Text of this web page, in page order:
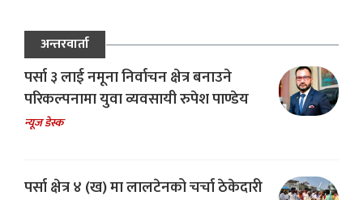
अन्तरवार्ता
पर्सा ३ लाई नमूना निर्वाचन क्षेत्र बनाउने
परिकल्पनामा युवा व्यवसायी रुपेश पाण्डेय
न्यूज डेस्क
पर्सा क्षेत्र ४ (ख) मा लालटेनको चर्चा ठेकेदारी